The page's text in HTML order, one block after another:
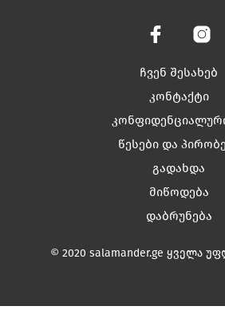
ჩვენ შესახებ
კონტაქტი
წესები და
გადახდა
მიწოდება
დაბრუნება
© 2020 salamander.ge ყველა